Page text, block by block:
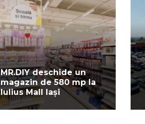
MR.DIY deschide un
magazin de 580 mp la
Iulius Mall Iași